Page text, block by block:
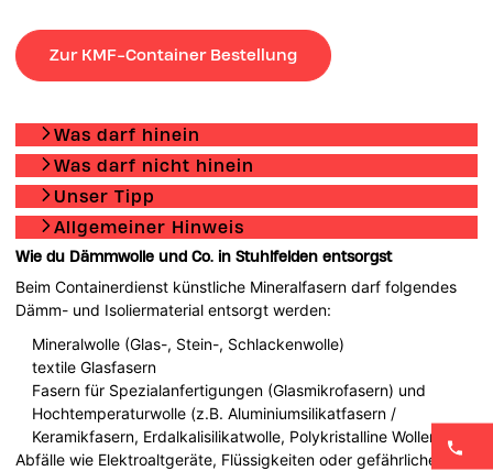
Zur KMF-Container Bestellung
Was darf hinein
Was darf nicht hinein
Unser Tipp
Allgemeiner Hinweis
Wie du Dämmwolle und Co. in Stuhlfelden entsorgst
Beim Containerdienst künstliche Mineralfasern darf folgendes
Dämm- und Isoliermaterial entsorgt werden:
Mineralwolle (Glas-, Stein-, Schlackenwolle)
textile Glasfasern
Fasern für Spezialanfertigungen (Glasmikrofasern) und
Hochtemperaturwolle (z.B. Aluminiumsilikatfasern /
Keramikfasern, Erdalkalisilikatwolle, Polykristalline Wollen, …).
Abfälle wie Elektroaltgeräte, Flüssigkeiten oder gefährliche